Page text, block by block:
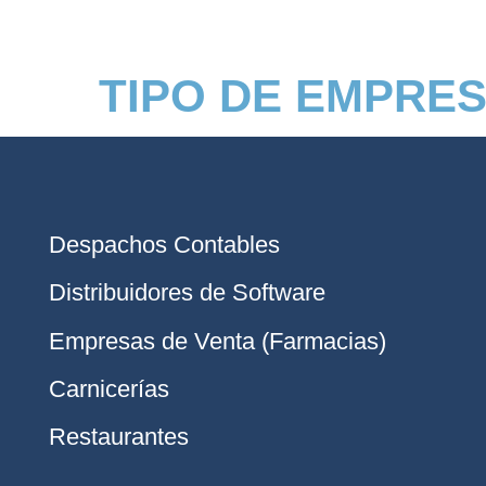
TIPO DE
Despachos Contables
Distribuidores de Software
Empresas de Venta (Farmacias)
Carnicerías
Restaurantes